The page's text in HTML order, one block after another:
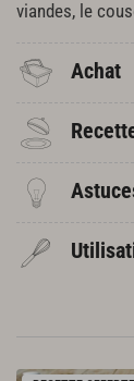
viandes, le
Achat